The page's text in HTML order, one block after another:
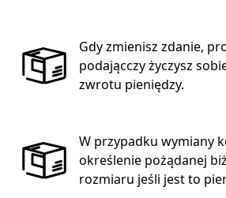
Gdy zmienisz zdanie,
podającczy życzysz
zwrotu pieniędzy.
W przypadku wymiany
określenie pożądanej
rozmiaru jeśli jest to